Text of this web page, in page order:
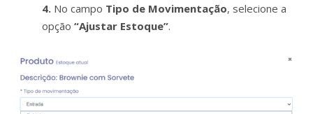
4. No campo Tipo de Movimentação, selecione a
opção “Ajustar Estoque”.